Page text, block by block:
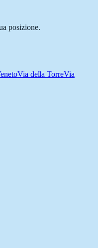
posizione.
Via della TorreVia